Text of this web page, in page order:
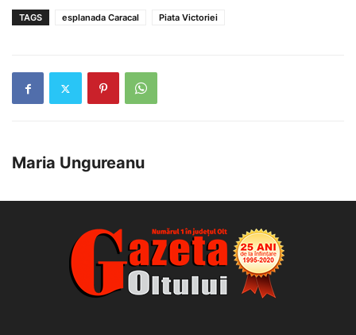
TAGS esplanada Caracal Piata Victoriei
Maria Ungureanu